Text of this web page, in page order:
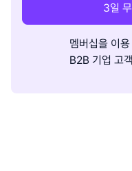
3일
멤버십을 이
B2B 기업 고